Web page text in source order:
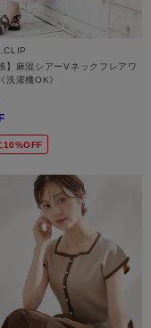
】麻混シアーVネックフレアワ
洗濯機OK》
10%OFF